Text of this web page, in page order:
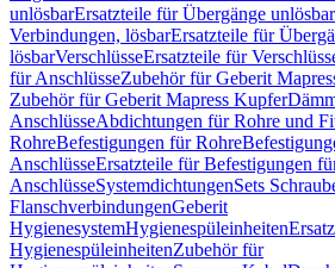
unlösbarErsatzteile für Übergänge unlösbar
Verbindungen, lösbarErsatzteile für
lösbarVerschlüsseErsatzteile für
für AnschlüsseZubehör für Geberit
Zubehör für Geberit Mapress Kupfer
AnschlüsseAbdichtungen für Rohre und
RohreBefestigungen für Rohre
AnschlüsseErsatzteile für Befestigungen
AnschlüsseSystemdichtungenSets
FlanschverbindungenGeberit
HygienesystemHygienespüleinheiten
HygienespüleinheitenZubehör für